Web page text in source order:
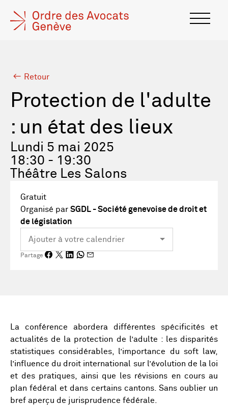
Retour
Protection de l'adulte
: un état des lieux
Lundi 5 mai 2025
18:30 - 19:30
Théâtre Les Salons
Gratuit
Organisé par SGDL - Société genevoise de droit et
de législation
Partage
La conférence abordera différentes spécificités et
actualités de la protection de l’adulte : les disparités
statistiques considérables, l’importance du soft law,
l’influence du droit international sur l’évolution de la loi
et des pratiques, ainsi que les révisions en cours au
plan fédéral et dans certains cantons. Sans oublier un
bref aperçu de jurisprudence fédérale.